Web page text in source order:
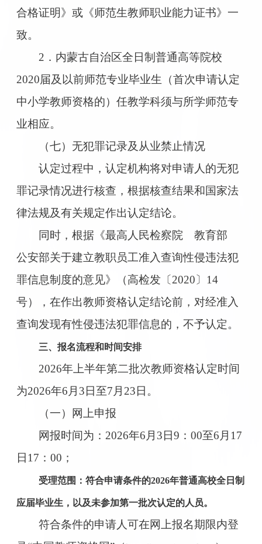
合格证明》或《师范生教师职业能力证书》一
致。
2．内蒙古自治区全日制普通高等院校
2020届及以前师范专业毕业生（首次申请认定
中小学教师资格的）任教学科须与所学师范专
业相应。
（七）无犯罪记录及从业禁止情况
认定过程中，认定机构将对申请人的无犯
罪记录情况进行核查，根据核查结果和国家法
律法规及有关规定作出认定结论。
同时，根据《最高人民检察院 教育部
公安部关于建立教职员工准入查询性侵违法犯
罪信息制度的意见》（高检发〔2020〕14
号），在作出教师资格认定结论前，对经准入
查询发现有性侵违法犯罪信息的，不予认定。
三、报名流程和时间安排
2026年上半年第二批次教师资格认定时间
为2026年6月3日至7月23日。
（一）网上申报
网报时间为：2026年6月3日9：00至6月17
日17：00；
受理范围：符合申请条件的2026年普通高校全日制
应届毕业生，以及未参加第一批次认定的人员。
符合条件的申请人可在网上报名期限内登